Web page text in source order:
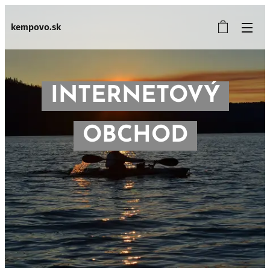
kempovo.sk
INTERNETOVÝ
OBCHOD